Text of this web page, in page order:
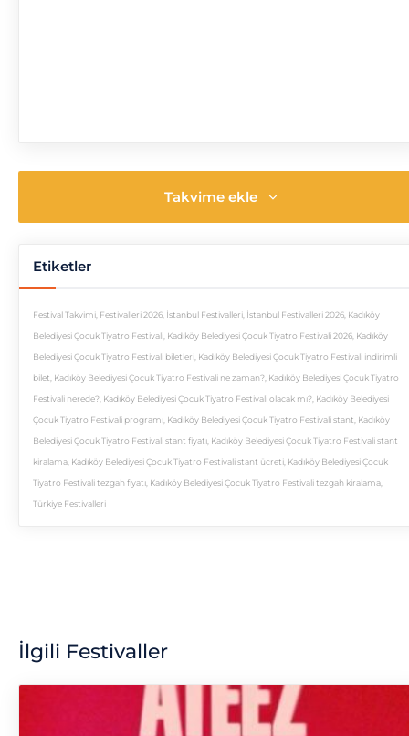
Takvime ekle
Etiketler
Festival Takvimi Festivalleri 2026 İstanbul Festivalleri İstanbul Festivalleri 2026 Kadıköy
Belediyesi Çocuk Tiyatro Festivali Kadıköy Belediyesi Çocuk Tiyatro Festivali 2026 Kadıköy
Belediyesi Çocuk Tiyatro Festivali biletleri Kadıköy Belediyesi Çocuk Tiyatro Festivali indirimli
bilet Kadıköy Belediyesi Çocuk Tiyatro Festivali ne zaman? Kadıköy Belediyesi Çocuk Tiyatro
Festivali nerede? Kadıköy Belediyesi Çocuk Tiyatro Festivali olacak mı? Kadıköy Belediyesi
Çocuk Tiyatro Festivali programı Kadıköy Belediyesi Çocuk Tiyatro Festivali stant Kadıköy
Belediyesi Çocuk Tiyatro Festivali stant fiyatı Kadıköy Belediyesi Çocuk Tiyatro Festivali stant
kiralama Kadıköy Belediyesi Çocuk Tiyatro Festivali stant ücreti Kadıköy Belediyesi Çocuk
Tiyatro Festivali tezgah fiyatı Kadıköy Belediyesi Çocuk Tiyatro Festivali tezgah kiralama
Türkiye Festivalleri
İlgili Festivaller